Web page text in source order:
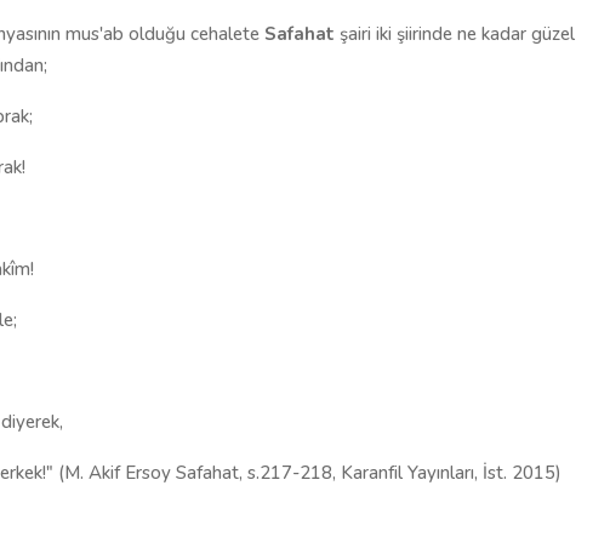
mus'ab olduğu cehalete Safahat şairi iki şiirinde ne kadar güzel
(M. Akif Ersoy Safahat, s.217-218, Karanfil Yayınları, İst. 2015)